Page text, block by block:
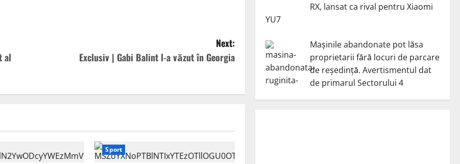
al
Next:
Exclusiv | Gabi Balint l-a văzut în Georgia
Sport
RX, lansat ca rival pentru Xiaomi
YU7
Mașinile abandonate pot lăsa
proprietarii fără locuri de parcare
de reședință. Avertismentul dat
de primarul Sectorului 4